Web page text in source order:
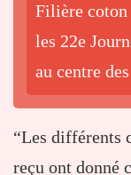
Filière
les 22e
au centre
“Les différents
reçu ont donné